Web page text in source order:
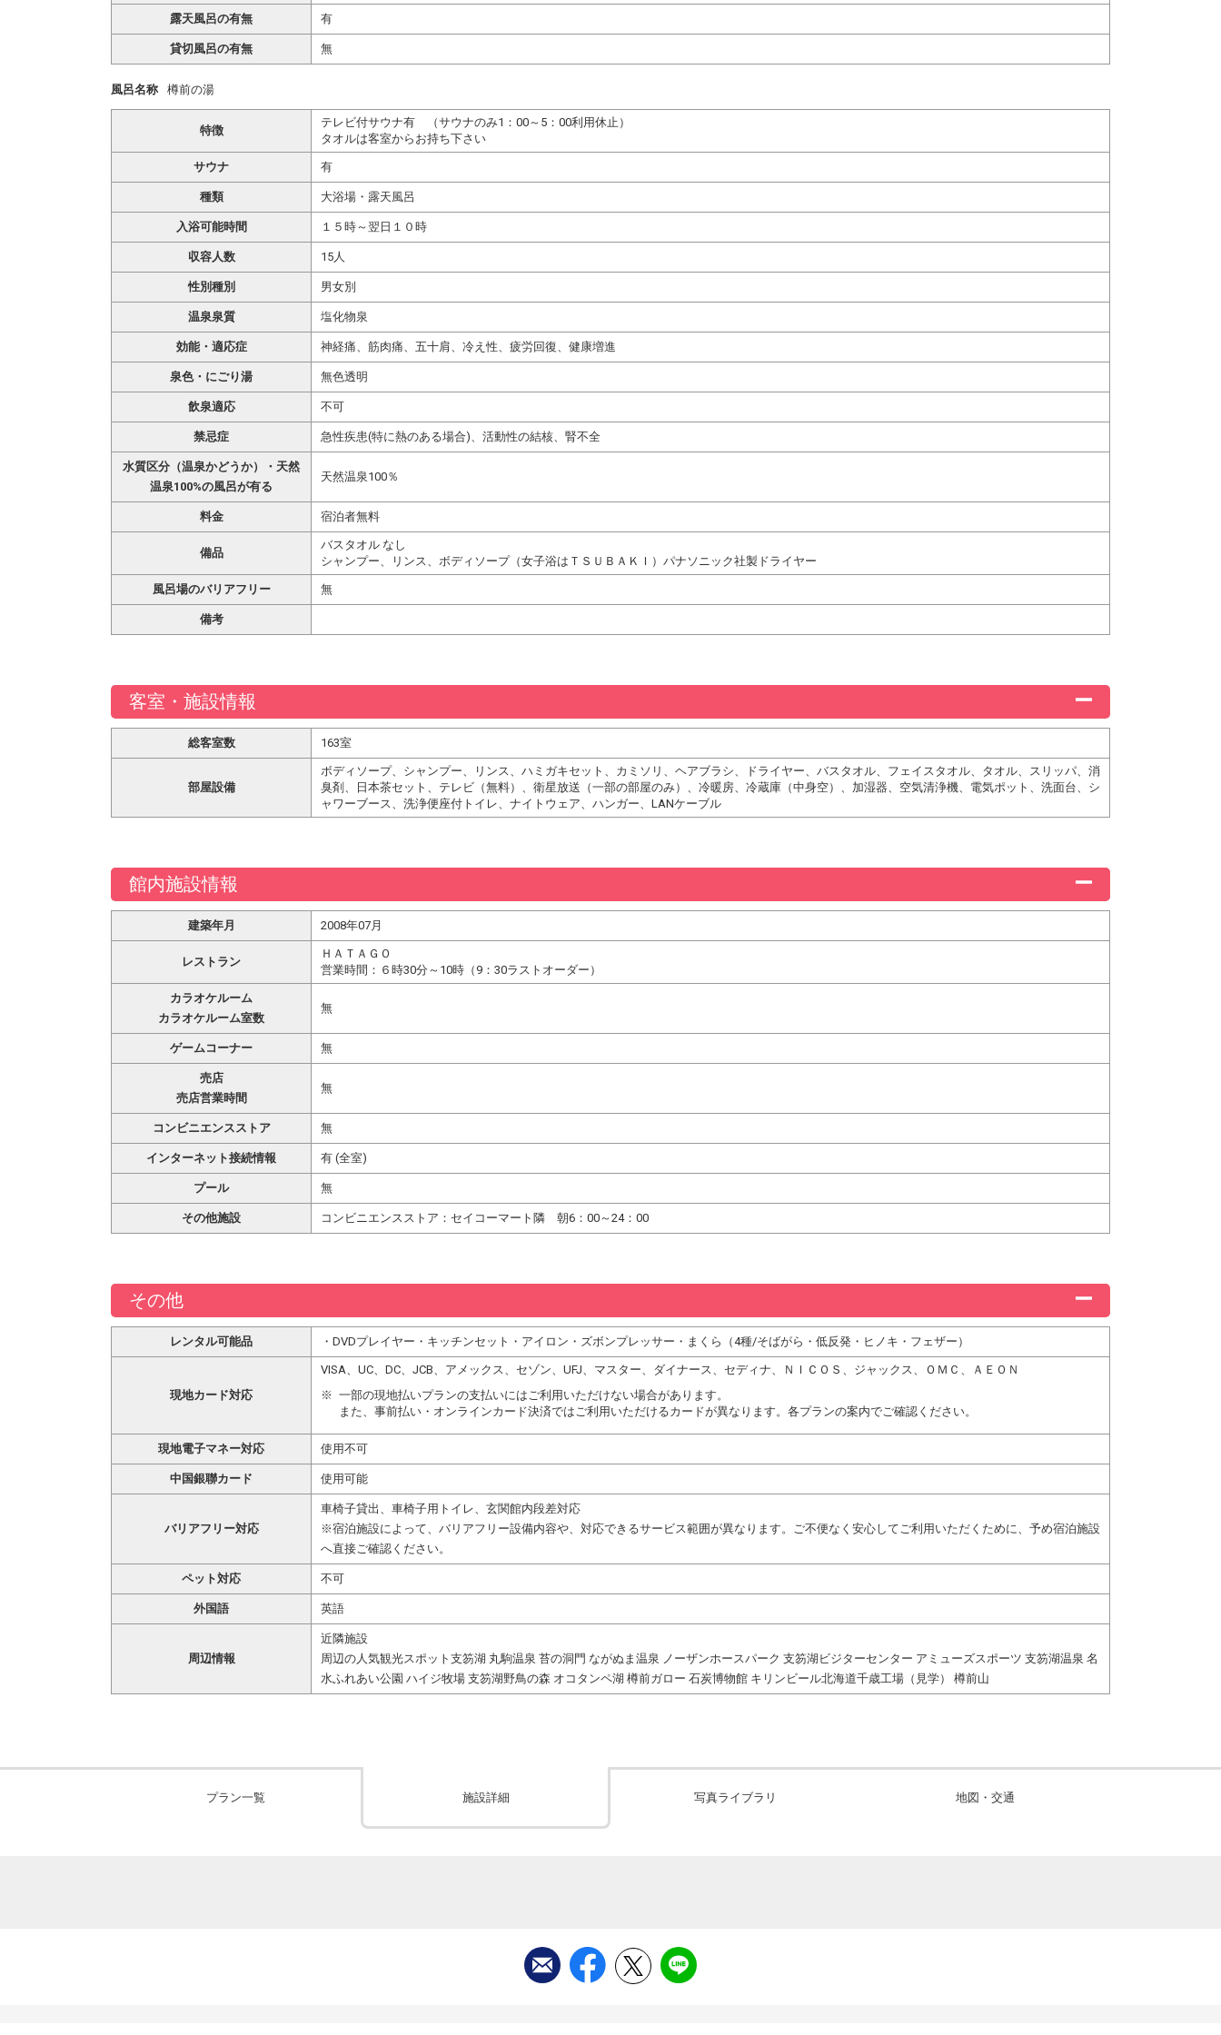
露天風呂の有無 有
貸切風呂の有無 無
風呂名称 樽前の湯
特徴
テレビ付サウナ有 （サウナのみ1：00～5：00利用休止）
タオルは客室からお持ち下さい
サウナ 有
種類 大浴場・露天風呂
入浴可能時間 １５時～翌日１０時
収容人数 15人
性別種別 男女別
温泉泉質 塩化物泉
効能・適応症 神経痛、筋肉痛、五十肩、冷え性、疲労回復、健康増進
泉色・にごり湯 無色透明
飲泉適応 不可
禁忌症 急性疾患(特に熱のある場合)、活動性の結核、腎不全
水質区分（温泉かどうか）・天然
温泉100%の風呂が有る
天然温泉100％
料金 宿泊者無料
備品
バスタオル なし
シャンプー、リンス、ボディソープ（女子浴はＴＳＵＢＡＫＩ）パナソニック社製ドライヤー
風呂場のバリアフリー 無
備考
客室・施設情報
総客室数 163室
部屋設備
ボディソープ、シャンプー、リンス、ハミガキセット、カミソリ、ヘアブラシ、ドライヤー、バスタオル、フェイスタオル、タオル、スリッパ、消
臭剤、日本茶セット、テレビ（無料）、衛星放送（一部の部屋のみ）、冷暖房、冷蔵庫（中身空）、加湿器、空気清浄機、電気ポット、洗面台、シ
ャワーブース、洗浄便座付トイレ、ナイトウェア、ハンガー、LANケーブル
館内施設情報
建築年月 2008年07月
レストラン
ＨＡＴＡＧＯ
営業時間：６時30分～10時（9：30ラストオーダー）
カラオケルーム
カラオケルーム室数
無
ゲームコーナー 無
売店
売店営業時間
無
コンビニエンスストア 無
インターネット接続情報 有 (全室)
プール 無
その他施設 コンビニエンスストア：セイコーマート隣 朝6：00～24：00
その他
レンタル可能品 ・DVDプレイヤー・キッチンセット・アイロン・ズボンプレッサー・まくら（4種/そばがら・低反発・ヒノキ・フェザー）
現地カード対応
VISA、UC、DC、JCB、アメックス、セゾン、UFJ、マスター、ダイナース、セディナ、ＮＩＣＯＳ、ジャックス、ＯＭＣ、ＡＥＯＮ
一部の現地払いプランの支払いにはご利用いただけない場合があります。
また、事前払い・オンラインカード決済ではご利用いただけるカードが異なります。各プランの案内でご確認ください。
現地電子マネー対応 使用不可
中国銀聯カード 使用可能
バリアフリー対応
車椅子貸出、車椅子用トイレ、玄関館内段差対応
※宿泊施設によって、バリアフリー設備内容や、対応できるサービス範囲が異なります。ご不便なく安心してご利用いただくために、予め宿泊施設
へ直接ご確認ください。
ペット対応 不可
外国語 英語
周辺情報
近隣施設
周辺の人気観光スポット支笏湖 丸駒温泉 苔の洞門 ながぬま温泉 ノーザンホースパーク 支笏湖ビジターセンター アミューズスポーツ 支笏湖温泉 名
水ふれあい公園 ハイジ牧場 支笏湖野鳥の森 オコタンペ湖 樽前ガロー 石炭博物館 キリンビール北海道千歳工場（見学） 樽前山
プラン一覧 施設詳細 写真ライブラリ 地図・交通